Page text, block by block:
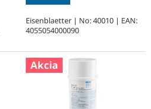
5,0
z
5
Eisenblaetter | No: 40010 | EAN:
4055054000090
Akcia